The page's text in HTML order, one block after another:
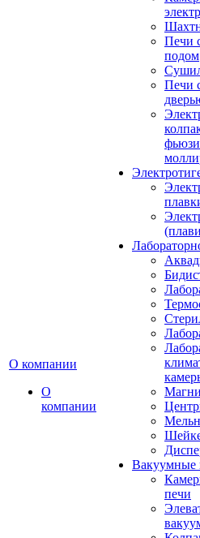
О компании
О
компании
Печи
подом
Печи
Вакуумные
печи